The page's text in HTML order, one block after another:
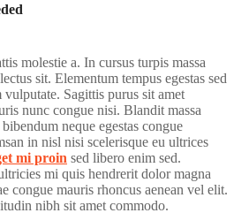
molestie a. In cursus turpis massa
sit. Elementum tempus egestas sed
vulputate. Sagittis purus sit amet
nunc congue nisi. Blandit massa
neque egestas congue
in nisl nisi scelerisque eu ultrices
mi proin sed libero enim sed.
mi quis hendrerit dolor magna
congue mauris rhoncus aenean vel elit.
nibh sit amet commodo.